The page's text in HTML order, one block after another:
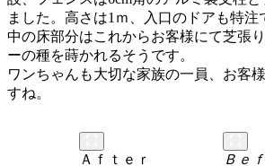
ました。高さは1ｍ、入口のドアも特注
中の床部分はこれからお客様にて芝張
ーの種を蒔かれるそうです。
ワンちゃんも大切な家族の一員、お客
すね。
Ａｆｔｅｒ Ｂｅ